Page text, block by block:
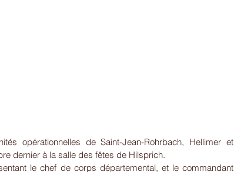
opérationnelles de Saint-Jean-Rohrbach, Hellimer et
dernier à la salle des fêtes de Hilsprich.
le chef de corps départemental, et le commandant